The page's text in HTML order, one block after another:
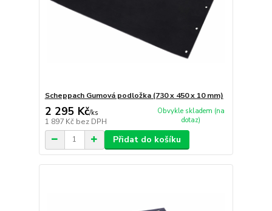
Scheppach Gumová podložka (730 x 450 x 10 mm)
2 295 Kč/ks
1 897 Kč bez DPH
Obvykle skladem (na
dotaz)
Přidat do košíku